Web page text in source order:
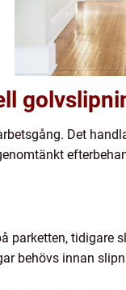
Det
parketten, tidigare
behövs innan